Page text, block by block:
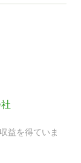
益を得ていま